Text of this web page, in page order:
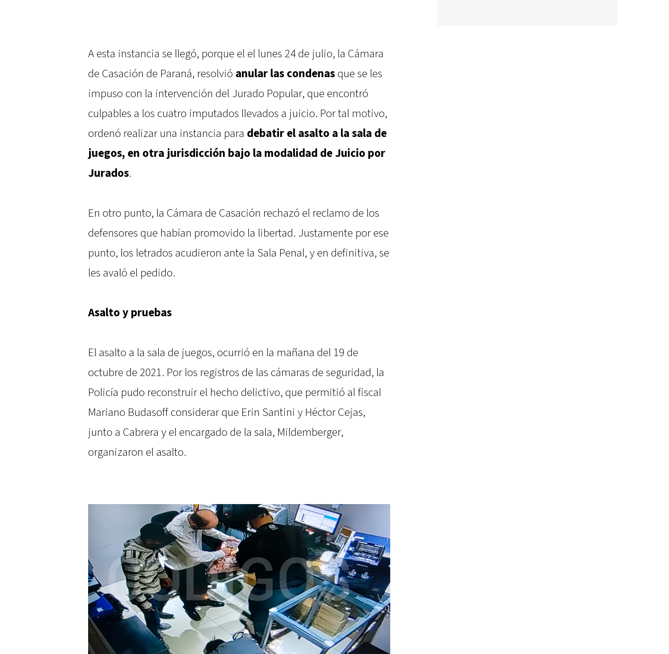
A esta instancia se llegó, porque el el lunes 24 de julio, la Cámara
de Casación de Paraná, resolvió anular las condenasque se les
impuso con la intervención del Jurado Popular, que encontró
culpables a los cuatro imputados llevados a juicio. Por tal motivo,
ordenó realizar una instancia para debatir el asalto a la sala de
juegos, en otra jurisdicción bajo la modalidad de Juicio por
Jurados.
En otro punto, la Cámara de Casación rechazó el reclamo de los
defensores que habían promovido la libertad. Justamente por ese
punto, los letrados acudieron ante la Sala Penal, y en definitiva, se
les avaló el pedido.
Asalto y pruebas
El asalto a la sala de juegos, ocurrió en la mañana del 19 de
octubre de 2021. Por los registros de las cámaras de seguridad, la
Policía pudo reconstruir el hecho delictivo, que permitió al fiscal
Mariano Budasoff considerar que Erin Santini y Héctor Cejas,
junto a Cabrera y el encargado de la sala, Mildemberger,
organizaron el asalto.